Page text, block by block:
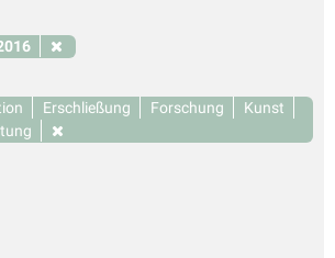
Erschließung Forschung
Kunst